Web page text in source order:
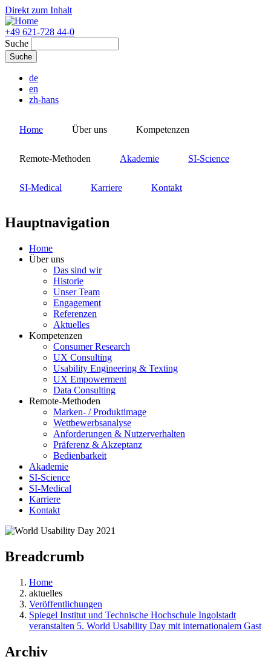
Direkt zum Inhalt
+49 621-728 44-0
Suche
de
en
zh-hans
Home Über uns Kompetenzen
Remote-Methoden Akademie SI-Science
SI-Medical Karriere Kontakt
Hauptnavigation
Home
Über uns
Das sind wir
Historie
Unser Team
Engagement
Referenzen
Aktuelles
Kompetenzen
Consumer Research
UX Consulting
Usability Engineering & Texting
UX Empowerment
Data Consulting
Remote-Methoden
Marken- / Produktimage
Wettbewerbsanalyse
Anforderungen & Nutzerverhalten
Präferenz & Akzeptanz
Bedienbarkeit
Akademie
SI-Science
SI-Medical
Karriere
Kontakt
Breadcrumb
Home
aktuelles
Veröffentlichungen
Spiegel Institut und Technische Hochschule Ingolstadt
veranstalten 5. World Usability Day mit internationalem Gast
Archiv